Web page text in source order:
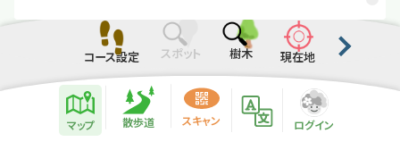
コース設定 スポット 樹木 現在地
マップ 散歩道 スキャン ログイン
散歩道紹介ページ
緑地紹介情報